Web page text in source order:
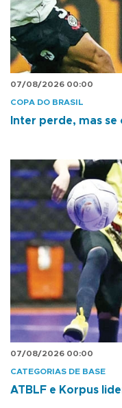
07/08/2026 00:00
COPA DO BRASIL
Inter perde, mas
07/08/2026 00:00
CATEGORIAS DE BASE
ATBLF e Korpus